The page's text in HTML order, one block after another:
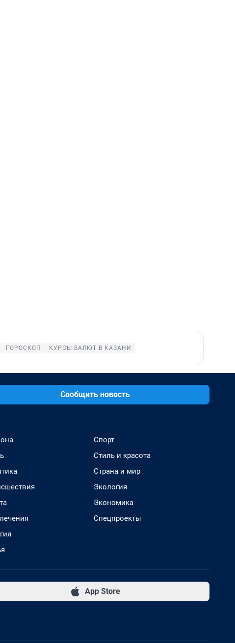
ГОРОСКОП КУРСЫ ВАЛЮТ В КАЗАНИ
Сообщить новость
Спорт
Стиль и красота
Страна и мир
Экология
Экономика
Спецпроекты
App Store